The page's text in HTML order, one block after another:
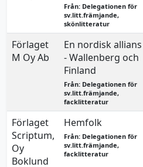
Från: Delegationen för
sv.litt.främjande,
skönlitteratur
Förlaget
M Oy Ab
En nordisk allians
- Wallenberg och
Finland
Från: Delegationen för
sv.litt.främjande,
facklitteratur
Förlaget
Scriptum,
Oy
Boklund
Hemfolk
Från: Delegationen för
sv.litt.främjande,
facklitteratur